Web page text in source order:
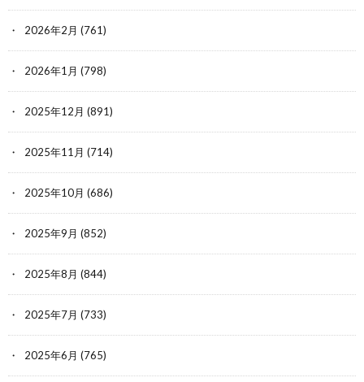
2026年2月 (761)
2026年1月 (798)
2025年12月 (891)
2025年11月 (714)
2025年10月 (686)
2025年9月 (852)
2025年8月 (844)
2025年7月 (733)
2025年6月 (765)